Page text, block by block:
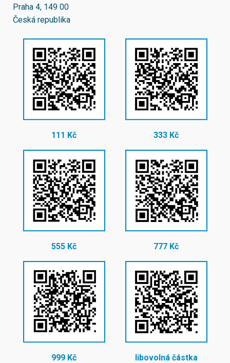
Praha 4, 149 00
Česká republika
111 Kč 333 Kč
555 Kč 777 Kč
999 Kč libovolná částka